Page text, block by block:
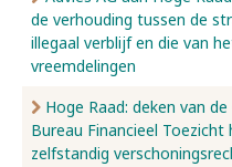
de verhouding tussen de
illegaal verblijf en die van
vreemdelingen
Hoge Raad: deken van
Bureau Financieel
zelfstandig